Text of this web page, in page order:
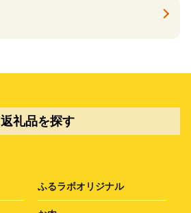
返礼品を探す
ふるラボオリジナル